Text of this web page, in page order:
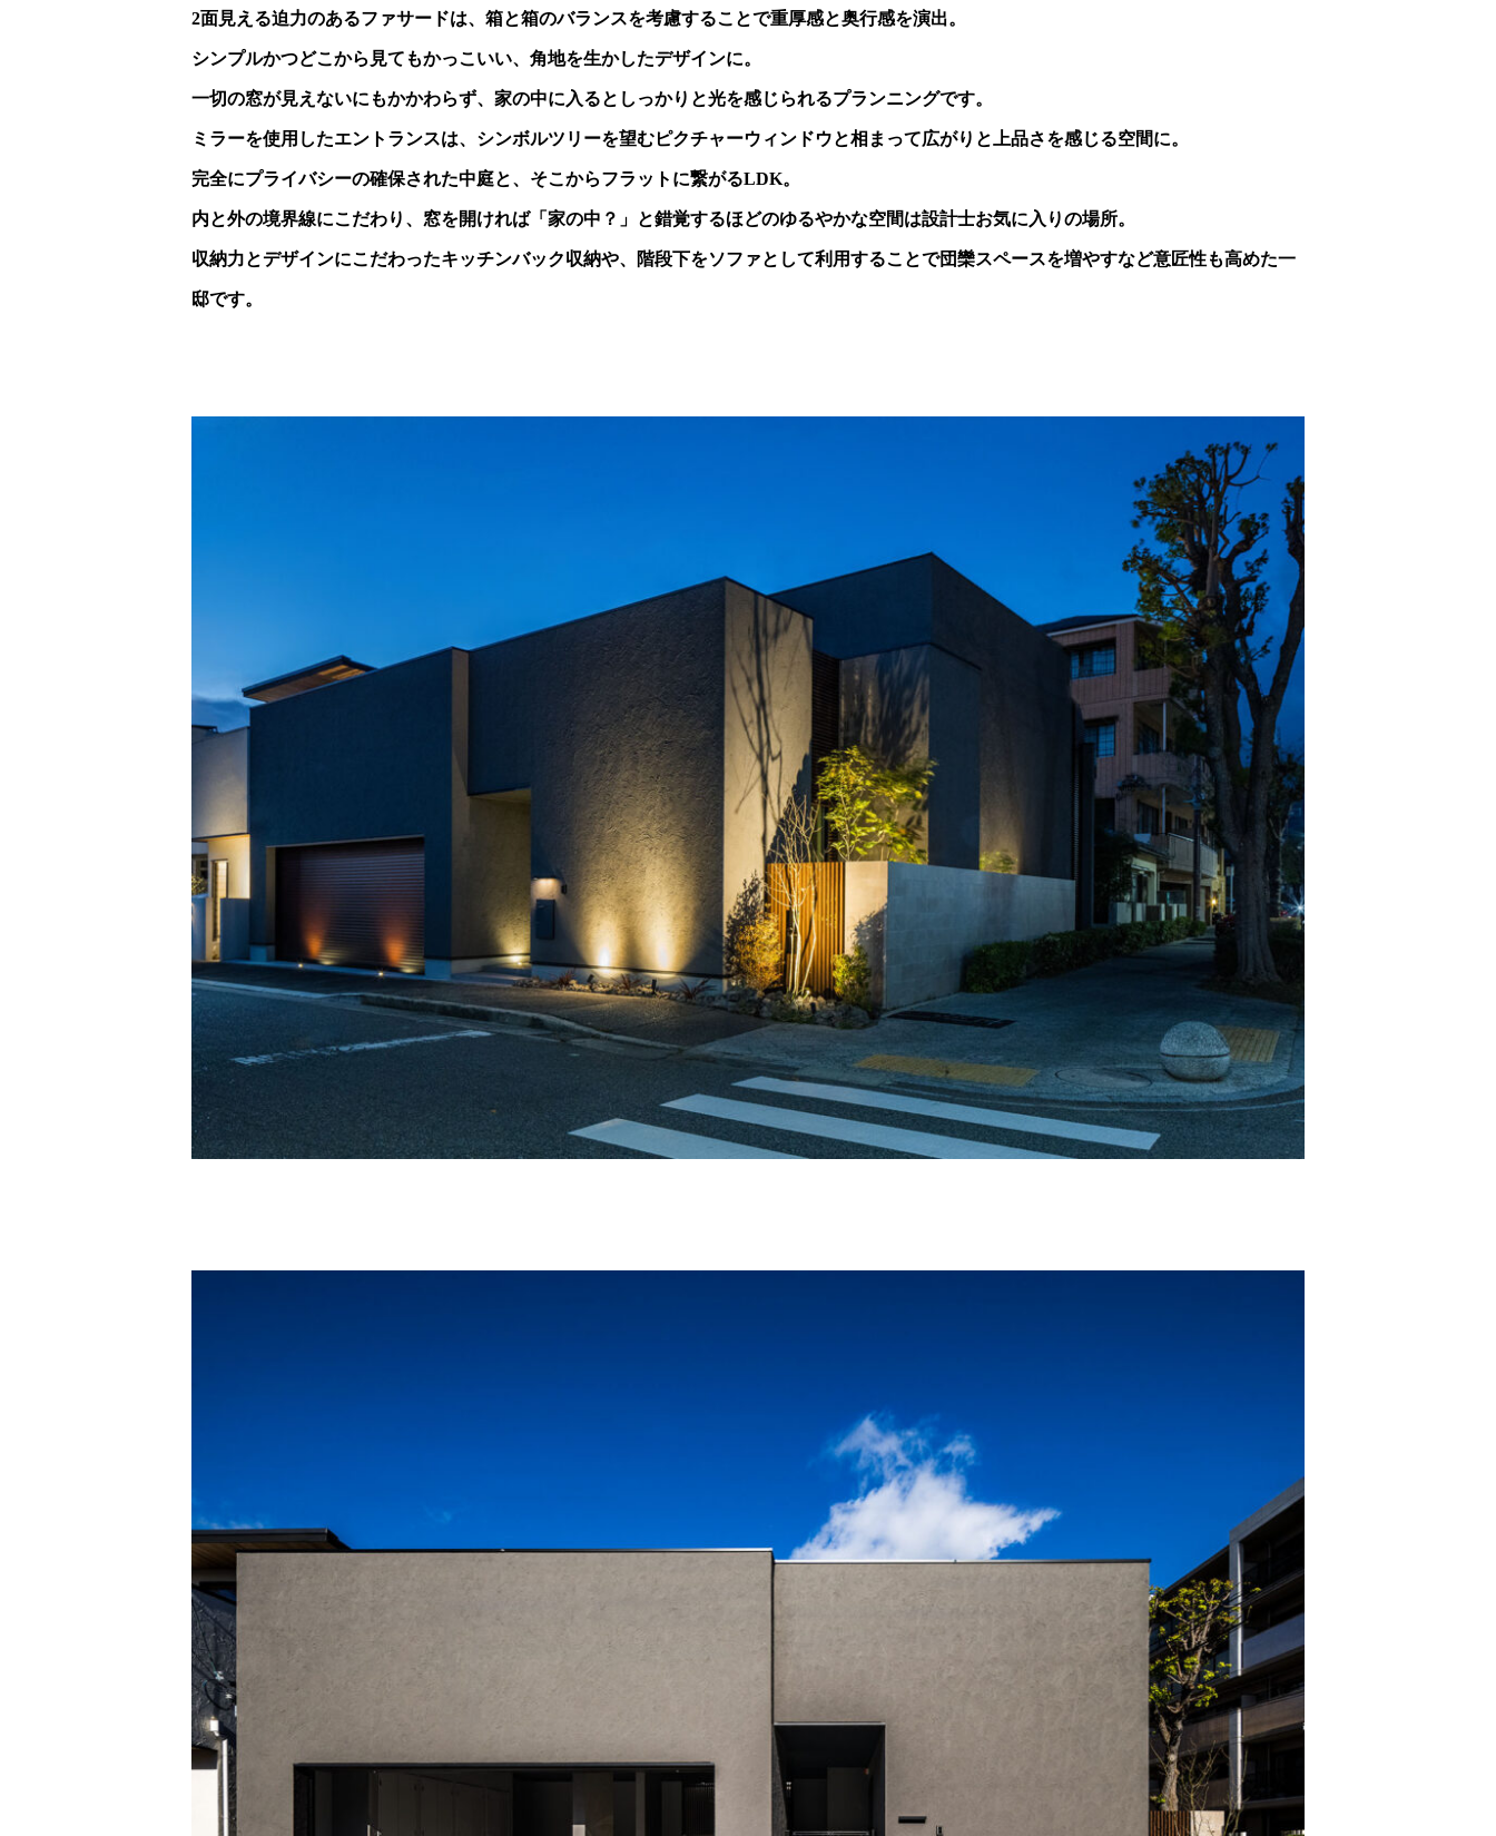
2面見える迫力のあるファサードは、箱と箱のバランスを考慮することで重厚感と奥行感を演出。
シンプルかつどこから見てもかっこいい、角地を生かしたデザインに。
一切の窓が見えないにもかかわらず、家の中に入るとしっかりと光を感じられるプランニングです。
ミラーを使用したエントランスは、シンボルツリーを望むピクチャーウィンドウと相まって広がりと上品さを感じる空間に。
完全にプライバシーの確保された中庭と、そこからフラットに繋がるLDK。
内と外の境界線にこだわり、窓を開ければ「家の中？」と錯覚するほどのゆるやかな空間は設計士お気に入りの場所。
収納力とデザインにこだわったキッチンバック収納や、階段下をソファとして利用することで団欒スペースを増やすなど意匠性も高めた一
邸です。